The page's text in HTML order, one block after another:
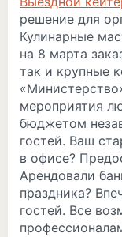
решение для
Кулинарные
на 8 марта
так и крупные
мероприятия
бюджетом
гостей. Ваш
в офисе?
Арендовали
праздника?
гостей. Все